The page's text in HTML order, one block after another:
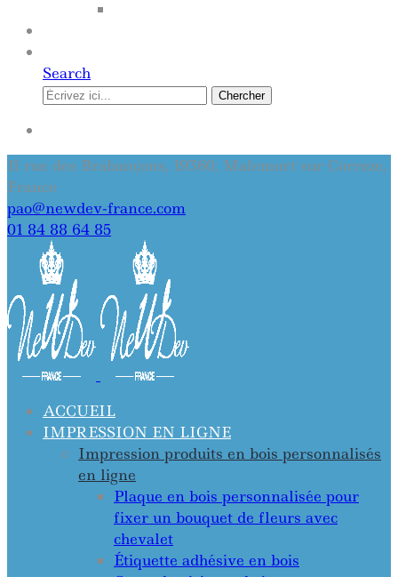
Search
Chercher
11 rue des Brabançons, 19360, Malemort sur Correze,
France
pao@newdev-france.com
01 84 88 64 85
ACCUEIL
IMPRESSION EN LIGNE
Impression produits en bois personnalisés
en ligne
Plaque en bois personnalisée pour
fixer un bouquet de fleurs avec
chevalet
Étiquette adhésive en bois